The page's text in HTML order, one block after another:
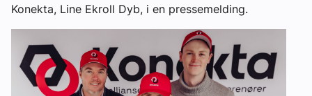
Konekta, Line Ekroll Dyb, i en pressemelding.